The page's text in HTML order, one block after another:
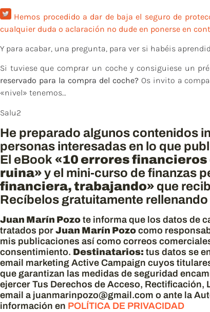
Hemos procedido a dar de baja el seguro de
cualquier duda o aclaración no dude en ponerse en
Y para acabar, una pregunta, para ver si habéis
Si tuviese que comprar un coche y consiguiese un
reservado para la compra del coche?Os invito a
«nivel» tenemos…
Salu2
He preparado algunos contenidos
personas interesadas en lo que
El eBook «10 errores financieros
ruina»y el mini-curso de finanzas
financiera, trabajando» que
Recíbelos gratuitamente
Juan Marín Pozo te informa que los datos de
tratados por Juan Marín Pozo como
mis publicaciones así como correos
consentimiento. Destinatarios: tus datos se
email marketing Active Campaign cuyos
que garantizan las medidas de seguridad
ejercer Tus Derechos de Acceso,
email a juanmarinpozo@gmail.com o ante la
información en POLÍTICA DE PRIVACIDAD